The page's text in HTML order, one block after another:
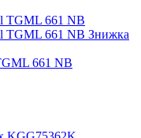
Знижка
661 NB